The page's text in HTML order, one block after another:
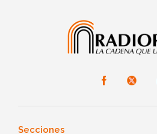
Secciones